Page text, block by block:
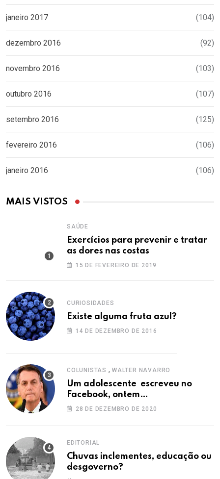
janeiro 2017 (104)
dezembro 2016 (92)
novembro 2016 (103)
outubro 2016 (107)
setembro 2016 (125)
fevereiro 2016 (106)
janeiro 2016 (106)
MAIS VISTOS
SAÚDE
Exercícios para prevenir e tratar
as dores nas costas
15 DE FEVEREIRO DE 2019
CURIOSIDADES
Existe alguma fruta azul?
14 DE DEZEMBRO DE 2016
COLUNISTAS , WALTER NAVARRO
Um adolescente escreveu no
Facebook, ontem…
28 DE DEZEMBRO DE 2020
EDITORIAL
Chuvas inclementes, educação ou
desgoverno?